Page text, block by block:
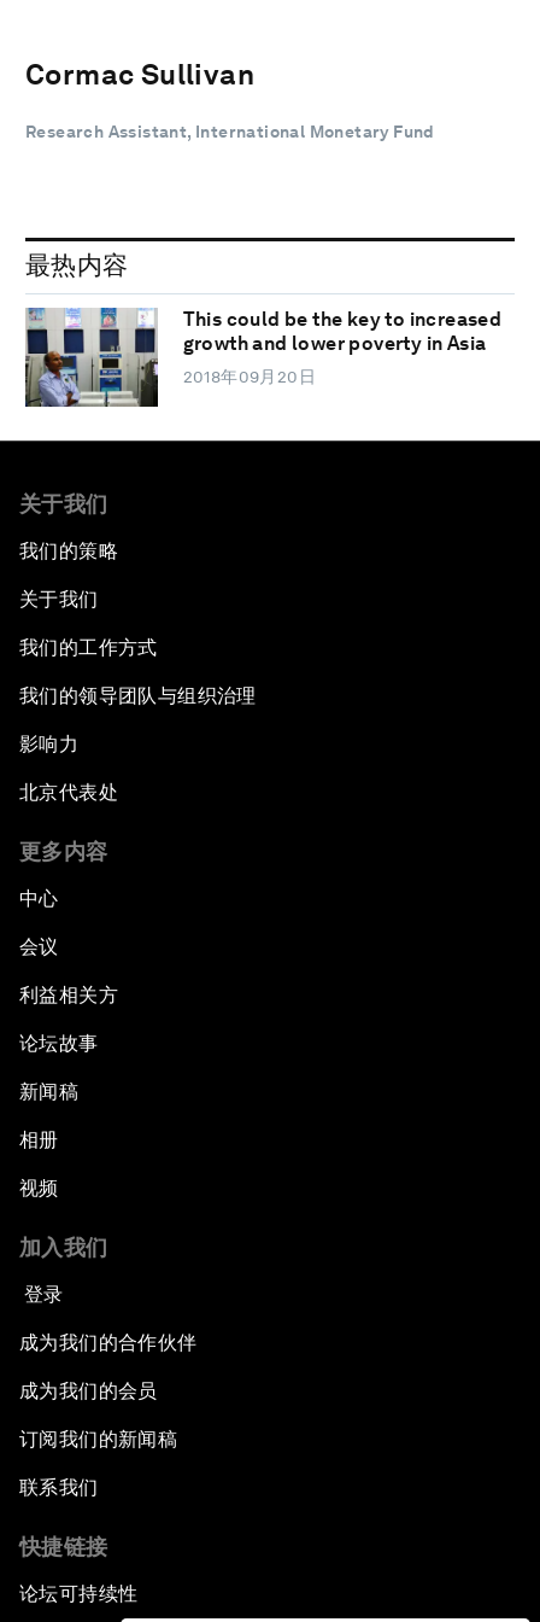
Cormac Sullivan
Research Assistant, International Monetary Fund
最热内容
This could be the key to increased
growth and lower poverty in Asia
2018年09月20日
关于我们
我们的策略
关于我们
我们的工作方式
我们的领导团队与组织治理
影响力
北京代表处
更多内容
中心
会议
利益相关方
论坛故事
新闻稿
相册
视频
加入我们
登录
成为我们的合作伙伴
成为我们的会员
订阅我们的新闻稿
联系我们
快捷链接
论坛可持续性